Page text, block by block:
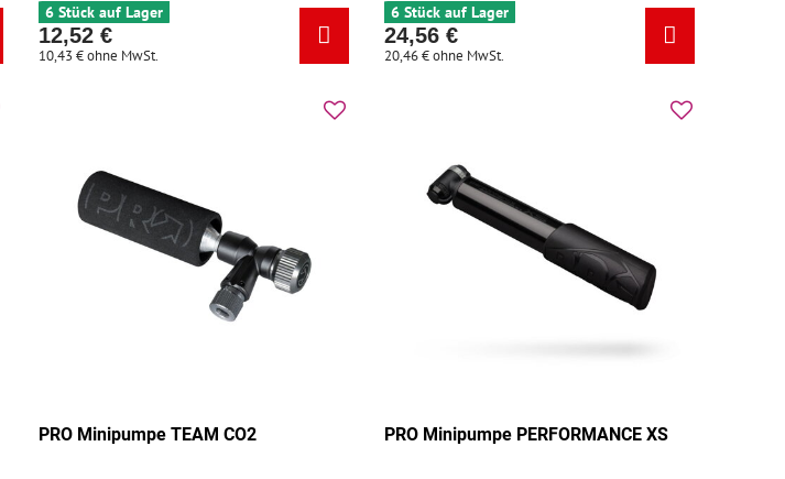
6 Stück auf Lager
12,52 €
10,43 €ohne MwSt.
6 Stück auf Lager
24,56 €
20,46 €ohne MwSt.
PRO Minipumpe TEAM CO2 PRO Minipumpe PERFORMANCE XS